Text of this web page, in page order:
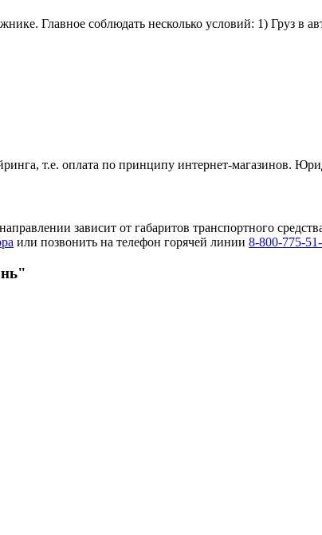
Главное соблюдать несколько условий: 1) Груз в
т.е. оплата по принципу интернет-магазинов.
зависит от габаритов транспортного
или позвонить на телефон горячей линии 8-800-775-